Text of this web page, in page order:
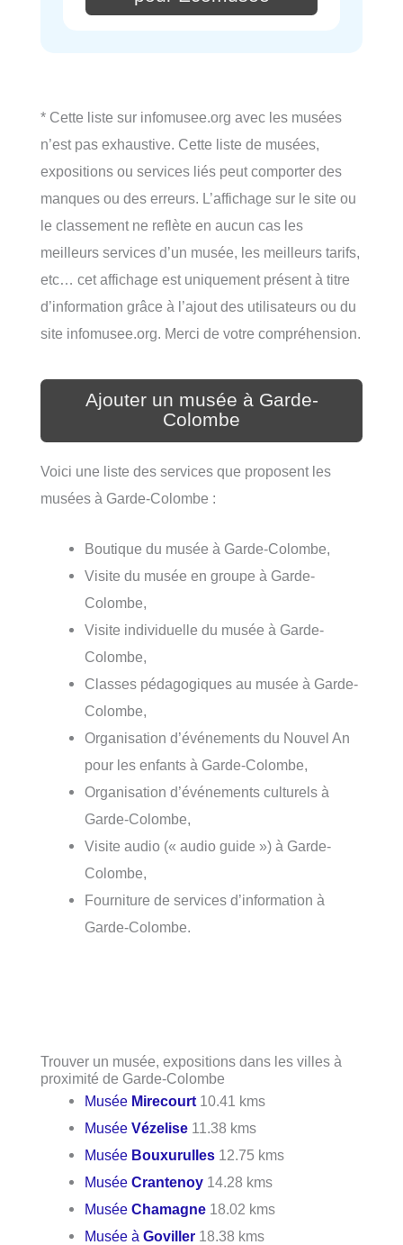
* Cette liste sur infomusee.org avec les musées
n’est pas exhaustive. Cette liste de musées,
expositions ou services liés peut comporter des
manques ou des erreurs. L’affichage sur le site ou
le classement ne reflète en aucun cas les
meilleurs services d’un musée, les meilleurs tarifs,
etc… cet affichage est uniquement présent à titre
d’information grâce à l’ajout des utilisateurs ou du
site infomusee.org. Merci de votre compréhension.
Ajouter un musée à Garde-
Colombe
Voici une liste des services que proposent les
musées à Garde-Colombe :
Boutique du musée à Garde-Colombe,
Visite du musée en groupe à Garde-
Colombe,
Visite individuelle du musée à Garde-
Colombe,
Classes pédagogiques au musée à Garde-
Colombe,
Organisation d’événements du Nouvel An
pour les enfants à Garde-Colombe,
Organisation d’événements culturels à
Garde-Colombe,
Visite audio (« audio guide ») à Garde-
Colombe,
Fourniture de services d’information à
Garde-Colombe.
Trouver un musée, expositions dans les villes à
proximité de Garde-Colombe
Musée Mirecourt 10.41 kms
MuséeVézelise 11.38 kms
Musée Bouxurulles 12.75 kms
MuséeCrantenoy 14.28 kms
MuséeChamagne 18.02 kms
Musée àGoviller 18.38 kms